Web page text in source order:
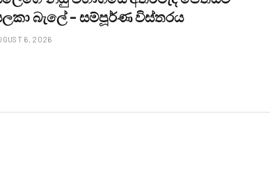
බැලේ – සම්පූර්ණ විස්තරය
6, 2026